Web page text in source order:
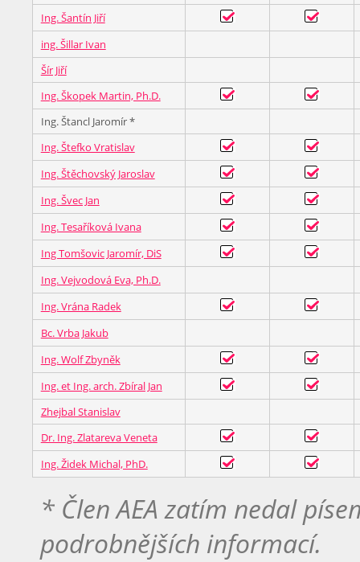
Ing. Šantín Jiří
ing. Šillar Ivan
Šír Jiří
Ing. Škopek Martin, Ph.D.
Ing. Štancl Jaromír *
Ing. Štefko Vratislav
Ing. Štěchovský Jaroslav
Ing. Švec Jan
Ing. Tesaříková Ivana
Ing Tomšovic Jaromír, DiS
Ing. Vejvodová Eva, Ph.D.
Ing. Vrána Radek
Bc. Vrba Jakub
Ing. Wolf Zbyněk
Ing. et Ing. arch. Zbíral Jan
Zhejbal Stanislav
Dr. Ing. Zlatareva Veneta
Ing. Židek Michal, PhD.
* Člen AEA zatím nedal
podrobnějších informací.